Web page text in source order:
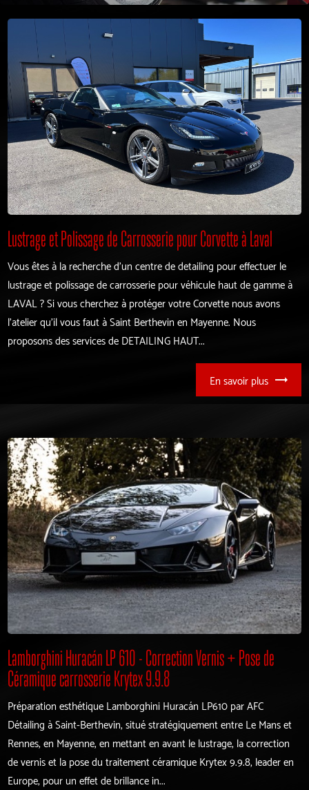
Lustrage et Polissage de Carrosserie pour Corvette à Laval
Vous êtes à la recherche d'un centre de detailing pour effectuer le
lustrage et polissage de carrosserie pour véhicule haut de gamme à
LAVAL ? Si vous cherchez à protéger votre Corvette nous avons
l'atelier qu'il vous faut à Saint Berthevin en Mayenne. Nous
proposons des services de DETAILING HAUT...
En savoir plus
Lamborghini Huracán LP 610 - Correction Vernis + Pose de
Céramique carrosserie Krytex 9.9.8
Préparation esthétique Lamborghini Huracán LP610 par AFC
Détailing à Saint-Berthevin, situé stratégiquement entre Le Mans et
Rennes, en Mayenne, en mettant en avant le lustrage, la correction
de vernis et la pose du traitement céramique Krytex 9.9.8, leader en
Europe, pour un effet de brillance in...